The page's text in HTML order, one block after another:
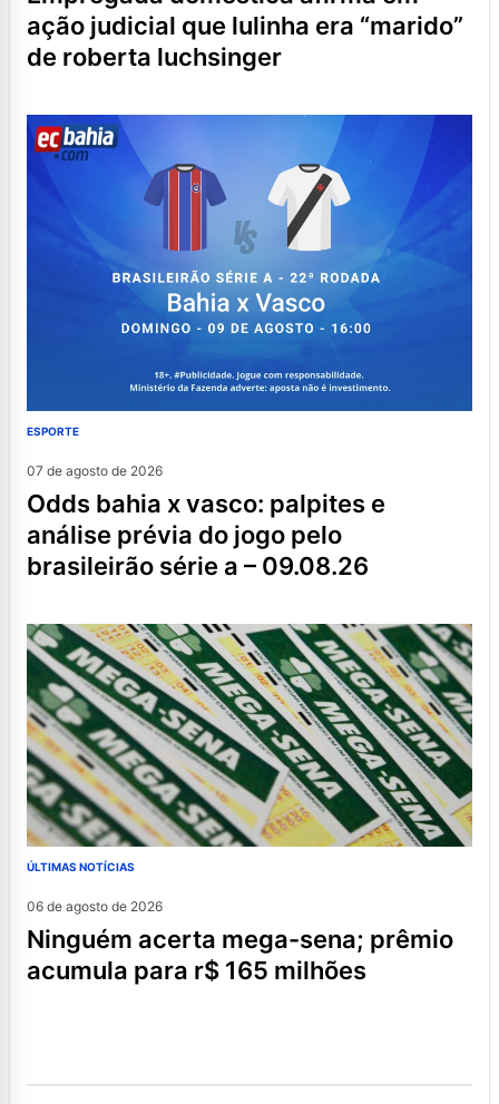
ação judicial que lulinha era “marido”
de roberta luchsinger
ESPORTE
07 de agosto de 2026
odds bahia x vasco: palpites e
análise prévia do jogo pelo
brasileirão série a – 09.08.26
ÚLTIMAS NOTÍCIAS
06 de agosto de 2026
ninguém acerta mega-sena; prêmio
acumula para r$ 165 milhões